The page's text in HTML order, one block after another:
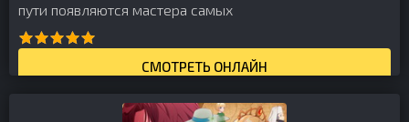
пути появляются мастера самых
СМОТРЕТЬ ОНЛАЙН